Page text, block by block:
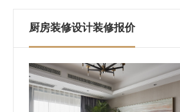
厨房装修设计装修报价